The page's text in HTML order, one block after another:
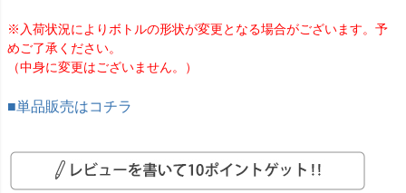
※入荷状況によりボトルの形状が変更となる場合がございます。予
めご了承ください。
（中身に変更はございません。）
■単品販売はコチラ